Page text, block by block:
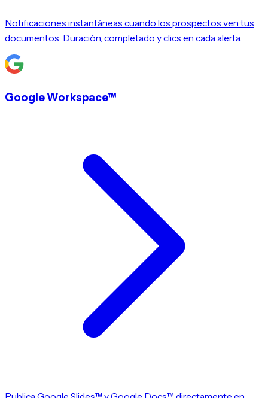
Notificaciones instantáneas cuando los prospectos ven tus
documentos. Duración, completado y clics en cada alerta.
Google Workspace™